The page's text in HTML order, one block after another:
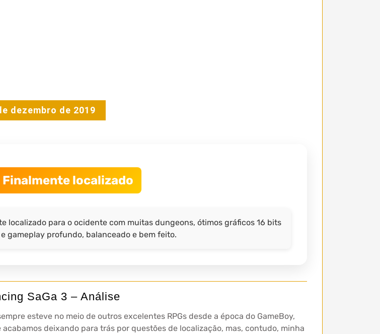
dezembro de 2019
Finalmente localizado
localizado para o ocidente com muitas dungeons, ótimos gráficos 16 bits
gameplay profundo, balanceado e bem feito.
SaGa 3 – Análise
esteve no meio de outros excelentes RPGs desde a época do GameBoy,
deixando para trás por questões de localização, mas, contudo, minha